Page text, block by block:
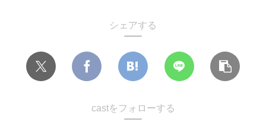
シェアする
castをフォローする